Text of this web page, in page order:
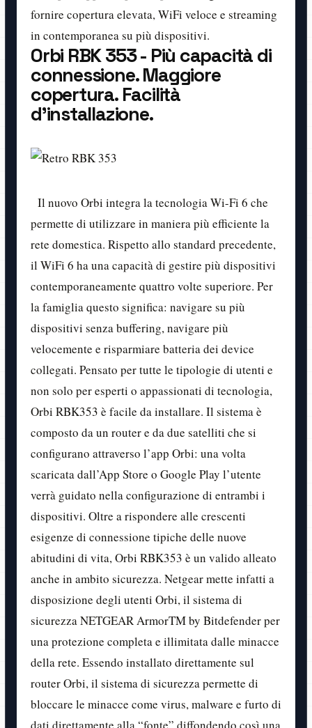
fornire copertura elevata, WiFi veloce e streaming
in contemporanea su più dispositivi.
Orbi RBK 353 - Più capacità di
connessione. Maggiore
copertura. Facilità
d’installazione.
Il nuovo Orbi integra la tecnologia Wi-Fi 6 che
permette di utilizzare in maniera più efficiente la
rete domestica. Rispetto allo standard precedente,
il WiFi 6 ha una capacità di gestire più dispositivi
contemporaneamente quattro volte superiore. Per
la famiglia questo significa: navigare su più
dispositivi senza buffering, navigare più
velocemente e risparmiare batteria dei device
collegati. Pensato per tutte le tipologie di utenti e
non solo per esperti o appassionati di tecnologia,
Orbi RBK353 è facile da installare. Il sistema è
composto da un router e da due satelliti che si
configurano attraverso l’app Orbi: una volta
scaricata dall’App Store o Google Play l’utente
verrà guidato nella configurazione di entrambi i
dispositivi. Oltre a rispondere alle crescenti
esigenze di connessione tipiche delle nuove
abitudini di vita, Orbi RBK353 è un valido alleato
anche in ambito sicurezza. Netgear mette infatti a
disposizione degli utenti Orbi, il sistema di
sicurezza NETGEAR ArmorTM by Bitdefender per
una protezione completa e illimitata dalle minacce
della rete. Essendo installato direttamente sul
router Orbi, il sistema di sicurezza permette di
bloccare le minacce come virus, malware e furto di
dati direttamente alla “fonte” diffondendo così una